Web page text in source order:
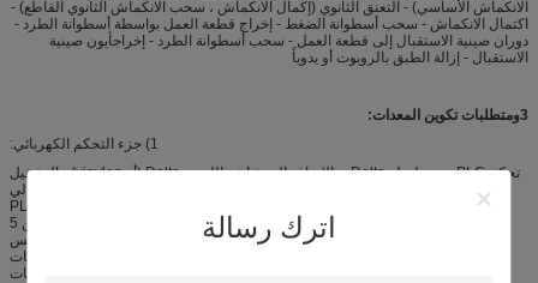
اترك رسالة
الانكماش الأساسي) - التعنق الثانوي (إكمال الانكماش ، سحب الانكماش الثانوي القاطع) -
اكتمال الانكماش - سحب أسطوانة الضغط - إخراج قطعة العمل بواسطة أسطوانة الطرد -
دوران صينية الاستقبال إلى قطعة العمل - سحب أسطوانة الطرد - إخراجأيون صينية
الاستقبال - إزالة الطبق بالروبوت أو يدوياً
3ومتطلبات تكوين المعدات:
1) جزء التحكم الكهربائي:
تحكم PLC من سلسلة Delta ، بالإضافة إلى شاشة اللمس Delta (أو vinylon) ، التشغيل
البسيط والأداء المستقر.جسم الماكينة مزود بأزرار توقف للطوارئ ، مرتبة على التوالي
في صندوق التحكم والآلة ، ومجهزة بأجهزة حماية التسرب.يتم حجز مساحة توسيع PLC
في الخزانة الكهربائية (يجب ألا يقل عدد نقاط التحكم في الإدخال / الإخراج PLC عن 5
نقاط لكل منها).يعتمد التتابع العلامة التجارية شنايدر.يمكن للشاشة التي تعمل باللمس
عرض الإعداد اليدوي ، والإعداد التلقائي ، وإعداد المعلمة ، وعرض الخطأ ، والبيانات
التاريخية ، وحالة التشغيل أثناء التنقيط وغيرها من المعلومات